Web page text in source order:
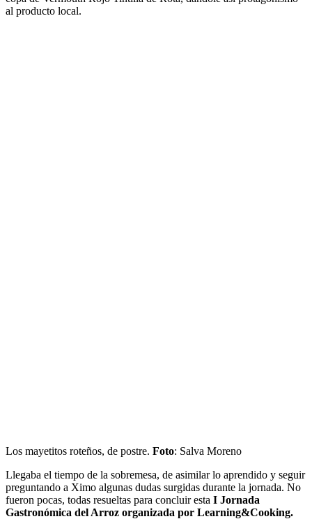
al producto local.
Los mayetitos roteños, de postre. Foto: Salva Moreno
Llegaba el tiempo de la sobremesa, de asimilar lo aprendido y seguir
preguntando a Ximo algunas dudas surgidas durante la jornada. No
fueron pocas, todas resueltas para concluir esta I Jornada
Gastronómica del Arroz organizada por Learning&Cooking.